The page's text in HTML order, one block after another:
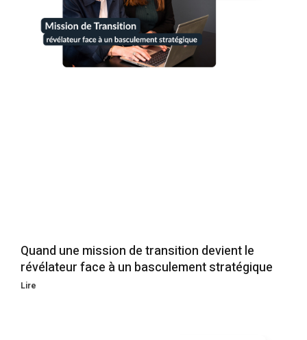
Quand une mission de transition devient le
révélateur face à un basculement stratégique
Lire